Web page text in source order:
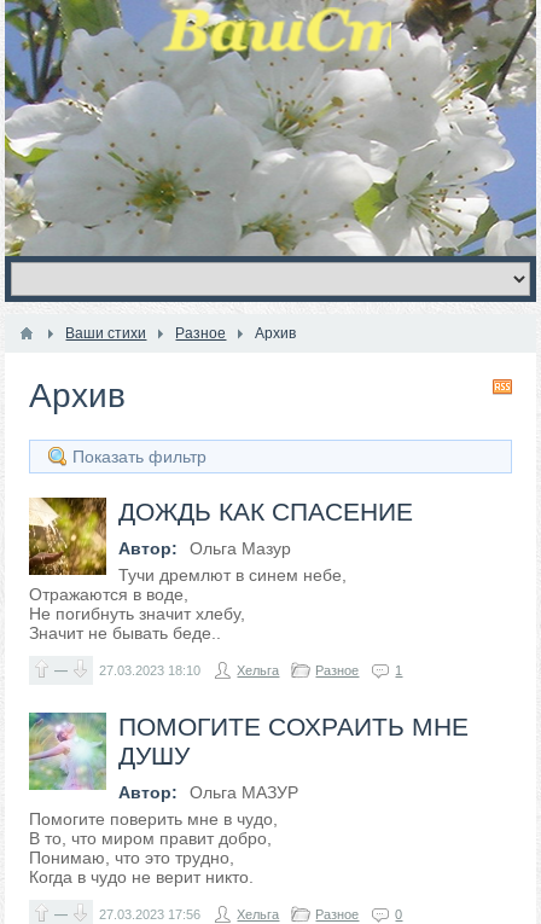
Ваши стихи Разное Архив
Архив
Показать фильтр
ДОЖДЬ КАК СПАСЕНИЕ
Автор:
Ольга Мазур
Тучи дремлют в синем небе,
Отражаются в воде,
Не погибнуть значит хлебу,
Значит не бывать беде..
— 27.03.2023 18:10 Хельга Разное 1
ПОМОГИТЕ СОХРАИТЬ МНЕ
ДУШУ
Автор:
Ольга МАЗУР
Помогите поверить мне в чудо,
В то, что миром правит добро,
Понимаю, что это трудно,
Когда в чудо не верит никто.
— 27.03.2023 17:56 Хельга Разное 0